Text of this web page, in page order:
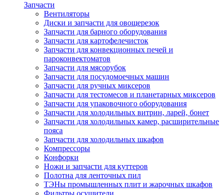
Запчасти
Вентиляторы
Диски и запчасти для овощерезок
Запчасти для барного оборудования
Запчасти для картофелечисток
Запчасти для конвекционных печей и
пароконвектоматов
Запчасти для мясорубок
Запчасти для посудомоечных машин
Запчасти для ручных миксеров
Запчасти для тестомесов и планетарных миксеров
Запчасти для упаковочного оборудования
Запчасти для холодильных витрин, ларей, бонет
Запчасти для холодильных камер, расширительные
пояса
Запчасти для холодильных шкафов
Компрессоры
Конфорки
Ножи и запчасти для куттеров
Полотна для ленточных пил
ТЭНы промышленных плит и жарочных шкафов
Фильтры осушители